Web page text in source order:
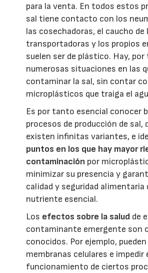
para la venta. En todos estos
sal tiene contacto con los
las cosechadoras, el caucho
transportadoras y los propios
suelen ser de plástico. Hay,
numerosas situaciones en las
contaminar la sal, sin contar
microplásticos que traiga el
Es por tanto esencial conocer
procesos de producción de sal,
existen infinitas variantes, e
puntos en los que hay mayor
contaminación por
minimizar su presencia y
calidad y seguridad alimentaria
nutriente esencial.
Los efectos sobre la salud de
contaminante emergente son
conocidos. Por ejemplo,
membranas celulares e
funcionamiento de ciertos